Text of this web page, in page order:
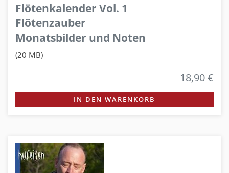
Flötenkalender Vol. 1
Flötenzauber
Monatsbilder und Noten
(20 MB)
18,90 €
IN DEN WARENKORB